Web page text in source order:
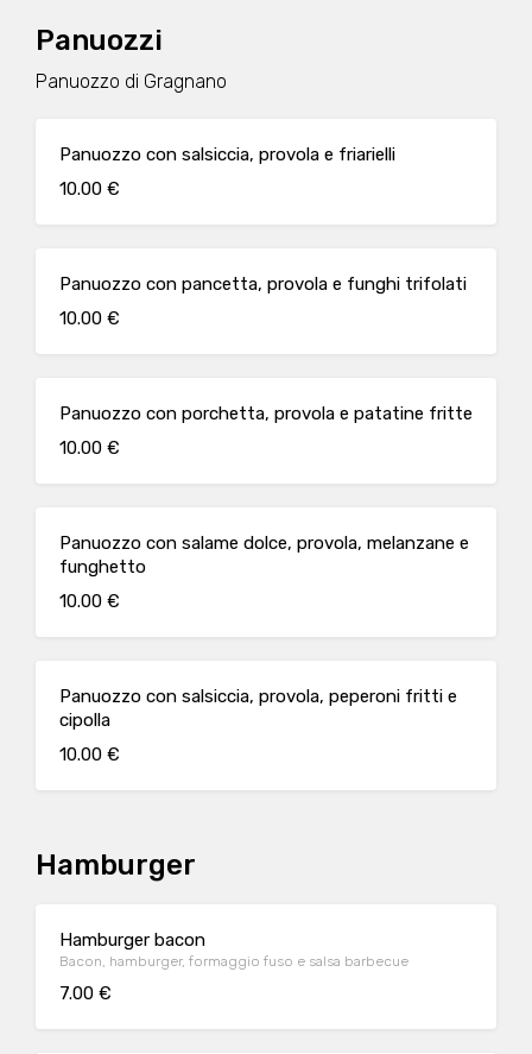
Panuozzi
Panuozzo di Gragnano
Panuozzo con salsiccia, provola e friarielli
10.00 €
Panuozzo con pancetta, provola e funghi trifolati
10.00 €
Panuozzo con porchetta, provola e patatine fritte
10.00 €
Panuozzo con salame dolce, provola, melanzane e
funghetto
10.00 €
Panuozzo con salsiccia, provola, peperoni fritti e
cipolla
10.00 €
Hamburger
Hamburger bacon
Bacon, hamburger, formaggio fuso e salsa barbecue
7.00 €